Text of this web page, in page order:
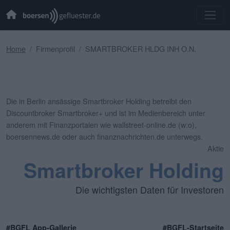
Home Firmenprofil SMARTBROKER HLDG INH O.N.
Die in Berlin ansässige Smartbroker Holding betreibt den
Discountbroker Smartbroker+ und ist im Medienbereich unter
anderem mit Finanzportalen wie wallstreet-online.de (w:o),
boersennews.de oder auch finanznachrichten.de unterwegs.
Aktie
Smartbroker Holding
Die wichtigsten Daten für Investoren
#BGFL App-Gallerie #BGFL-Startseite